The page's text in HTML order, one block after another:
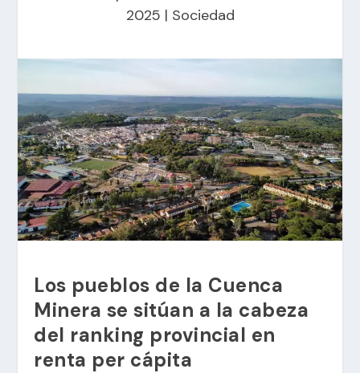
2025 | Sociedad
Los pueblos de la Cuenca
Minera se sitúan a la cabeza
del ranking provincial en
renta per cápita